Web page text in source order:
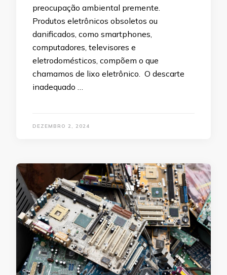
preocupação ambiental premente.
Produtos eletrônicos obsoletos ou
danificados, como smartphones,
computadores, televisores e
eletrodomésticos, compõem o que
chamamos de lixo eletrônico. O descarte
inadequado …
DEZEMBRO 2, 2024